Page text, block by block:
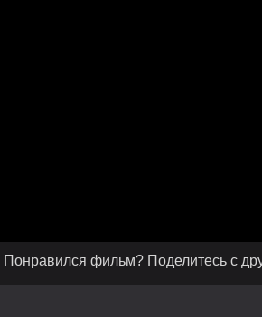
Понравился фильм? Поделитесь с